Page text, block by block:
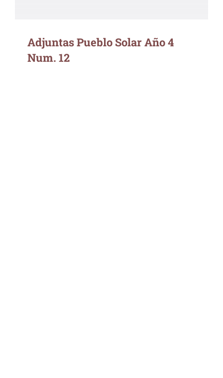
Adjuntas Pueblo Solar Año 4
Num. 12